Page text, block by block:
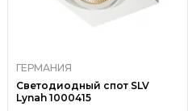
ГЕРМАНИЯ
Светодиодный спот SLV
Lynah 1000415